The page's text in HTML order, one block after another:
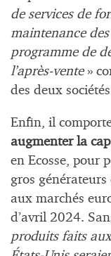
de services de
maintenance
programme de
l’après-vente »
des deux
Enfin, il
augmenter la
en Ecosse, pour
gros générateurs
aux marchés
d’avril 2024.
produits faits